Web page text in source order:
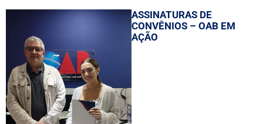
ASSINATURAS DE
CONVÊNIOS – OAB EM
AÇÃO